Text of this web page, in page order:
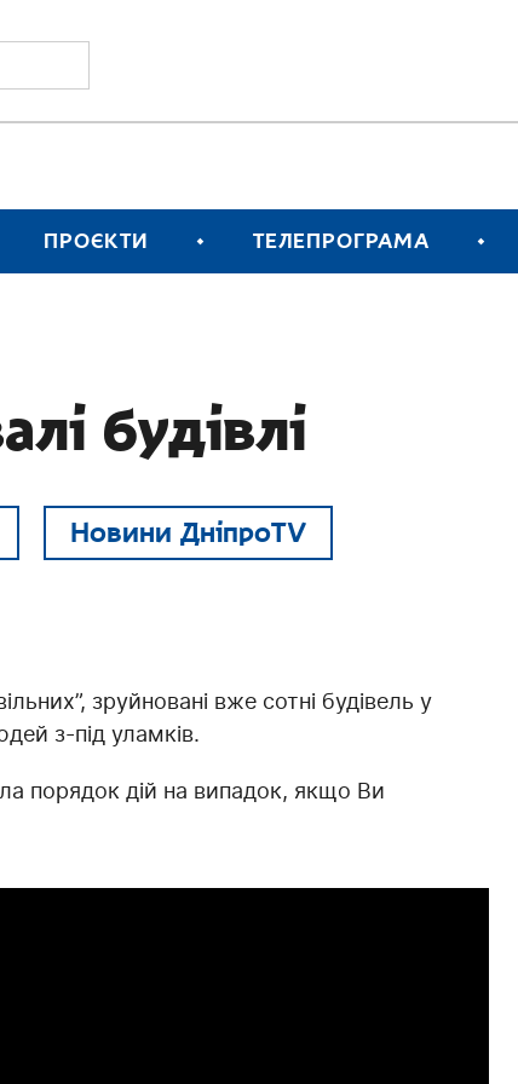
ПРОЄКТИ ТЕЛЕПРОГРАМА
будівлі
Новини ДніпроTV
зруйновані вже сотні будівель у
з-під уламків.
порядок дій на випадок, якщо Ви